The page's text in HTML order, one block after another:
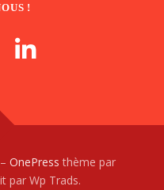
!
– OnePress thème par
par Wp Trads.